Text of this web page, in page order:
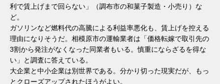
利で賃上げまで回らない」（調布市の和菓子製造・小売り）な
ど。
ガソリンなど燃料代の高騰による利益率悪化も、賃上げを控える
理由になりそうだ。相模原市の運輸業者は「価格転嫁で取引先の
3割から発注がなくなった同業者もいる。慎重にならざるを得な
い」と調査に答えている。
大企業と中小企業は別世界である。分かり切った現実だが、もっ
とクローズアップされたほうがよい。